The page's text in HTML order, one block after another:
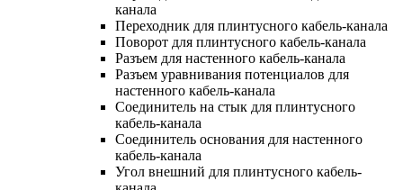
канала
Переходник для плинтусного кабель-канала
Поворот для плинтусного кабель-канала
Разъем для настенного кабель-канала
Разъем уравнивания потенциалов для
настенного кабель-канала
Соединитель на стык для плинтусного
кабель-канала
Соединитель основания для настенного
кабель-канала
Угол внешний для плинтусного кабель-